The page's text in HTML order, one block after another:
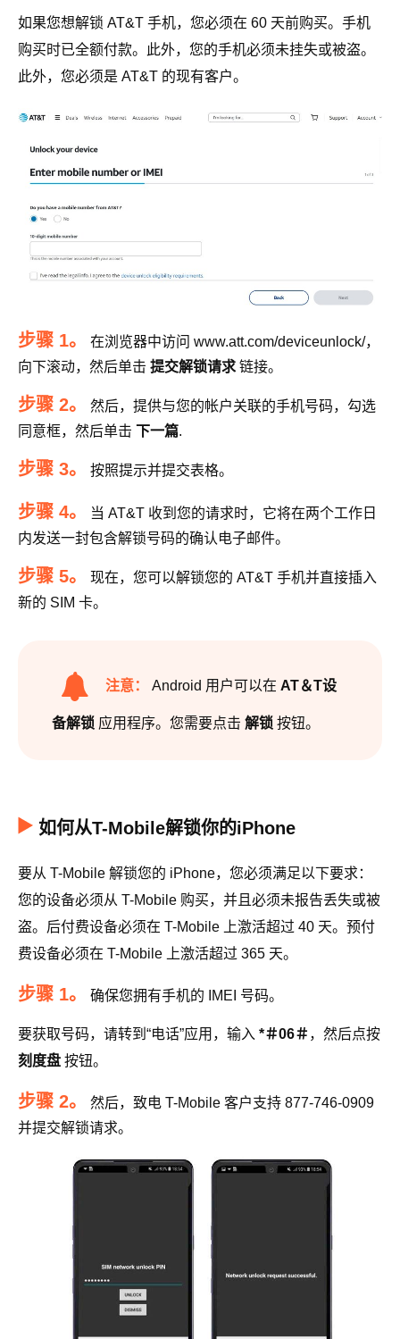
如果您想解锁 AT&T 手机，您必须在 60 天前购买。手机
购买时已全额付款。此外，您的手机必须未挂失或被盗。
此外，您必须是 AT&T 的现有客户。
步骤 1。
在浏览器中访问 www.att.com/deviceunlock/，
向下滚动，然后单击 提交解锁请求 链接。
步骤 2。
然后，提供与您的帐户关联的手机号码，勾选
同意框，然后单击 下一篇.
步骤 3。 按照提示并提交表格。
步骤 4。
当 AT&T 收到您的请求时，它将在两个工作日
内发送一封包含解锁号码的确认电子邮件。
步骤 5。
现在，您可以解锁您的 AT&T 手机并直接插入
新的 SIM 卡。
注意： Android 用户可以在 AT＆T设
备解锁 应用程序。您需要点击 解锁 按钮。
如何从T-Mobile解锁你的iPhone
要从 T-Mobile 解锁您的 iPhone，您必须满足以下要求：
您的设备必须从 T-Mobile 购买，并且必须未报告丢失或被
盗。后付费设备必须在 T-Mobile 上激活超过 40 天。预付
费设备必须在 T-Mobile 上激活超过 365 天。
步骤 1。 确保您拥有手机的 IMEI 号码。
要获取号码，请转到“电话”应用，输入 *＃06＃ ，然后点按
刻度盘 按钮。
步骤 2。
然后，致电 T-Mobile 客户支持 877-746-0909
并提交解锁请求。